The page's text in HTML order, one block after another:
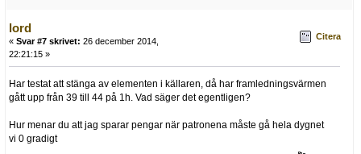
lord
« Svar #7 skrivet: 26 december 2014,
22:21:15 »
Citera
Har testat att stänga av elementen i källaren, då har framledningsvärmen
gått upp från 39 till 44 på 1h. Vad säger det egentligen?
Hur menar du att jag sparar pengar när patronena måste gå hela dygnet
vi 0 gradigt